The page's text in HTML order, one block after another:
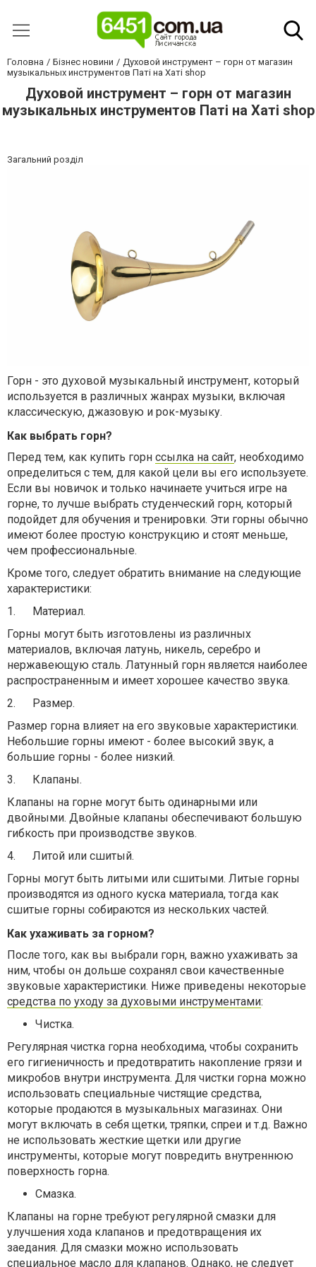
Головна Бізнес новини
Духовой инструмент – горн от магазин
музыкальных инструментов Паті на Хаті shop
Духовой инструмент – горн от магазин
музыкальных инструментов Паті на Хаті shop
Загальний розділ
Горн - это духовой музыкальный инструмент, который
используется в различных жанрах музыки, включая
классическую, джазовую и рок-музыку.
Как выбрать горн?
Перед тем, как купить горн ссылка на сайт, необходимо
определиться с тем, для какой цели вы его используете.
Если вы новичок и только начинаете учиться игре на
горне, то лучше выбрать студенческий горн, который
подойдет для обучения и тренировки. Эти горны обычно
имеют более простую конструкцию и стоят меньше,
чем профессиональные.
Кроме того, следует обратить внимание на следующие
характеристики:
1.
Материал.
Горны могут быть изготовлены из различных
материалов, включая латунь, никель, серебро и
нержавеющую сталь. Латунный горн является наиболее
распространенным и имеет хорошее качество звука.
2.
Размер.
Размер горна влияет на его звуковые характеристики.
Небольшие горны имеют - более высокий звук, а
большие горны - более низкий.
3.
Клапаны.
Клапаны на горне могут быть одинарными или
двойными. Двойные клапаны обеспечивают большую
гибкость при производстве звуков.
4.
Литой или сшитый.
Горны могут быть литыми или сшитыми. Литые горны
производятся из одного куска материала, тогда как
сшитые горны собираются из нескольких частей.
Как ухаживать за горном?
После того, как вы выбрали горн, важно ухаживать за
ним, чтобы он дольше сохранял свои качественные
звуковые характеристики. Ниже приведены некоторые
средства по уходу за духовыми инструментами:
Чистка.
Регулярная чистка горна необходима, чтобы сохранить
его гигиеничность и предотвратить накопление грязи и
микробов внутри инструмента. Для чистки горна можно
использовать специальные чистящие средства,
которые продаются в музыкальных магазинах. Они
могут включать в себя щетки, тряпки, спреи и т.д. Важно
не использовать жесткие щетки или другие
инструменты, которые могут повредить внутреннюю
поверхность горна.
Смазка.
Клапаны на горне требуют регулярной смазки для
улучшения хода клапанов и предотвращения их
заедания. Для смазки можно использовать
специальное масло для клапанов. Однако, не следует